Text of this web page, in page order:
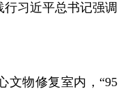
习近平总书记强调
文物修复室内，“95